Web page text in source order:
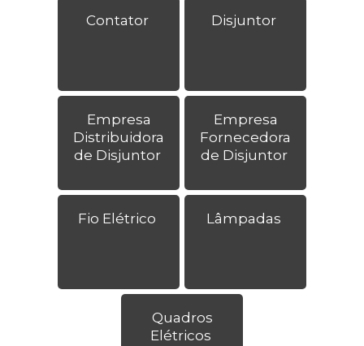
Contator Disjuntor
Empresa
Distribuidora
de Disjuntor
Empresa
Fornecedora
de Disjuntor
Fio Elétrico Lâmpadas
Quadros
Elétricos